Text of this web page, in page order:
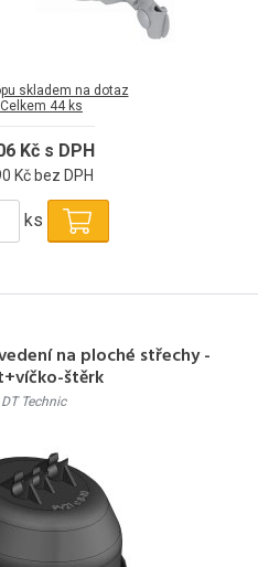
skladem na dotaz
Celkem 44 ks
Kč s DPH
Kč bez DPH
ks
na ploché střechy -
štěrk
DT Technic